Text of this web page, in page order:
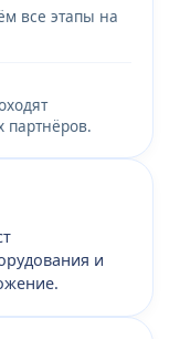
все этапы на
партнёров.
и